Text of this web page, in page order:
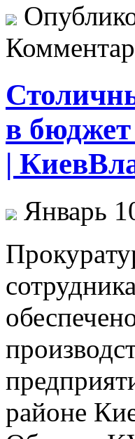
в
|
Январь
районе